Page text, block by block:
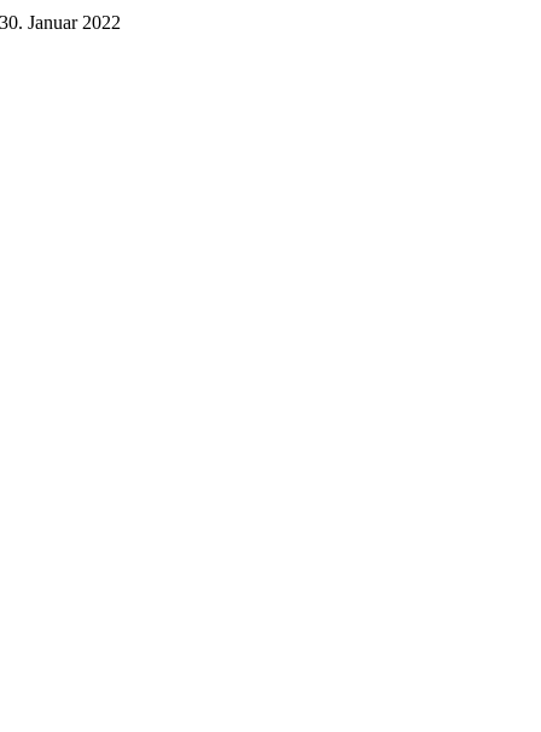
30. Januar 2022